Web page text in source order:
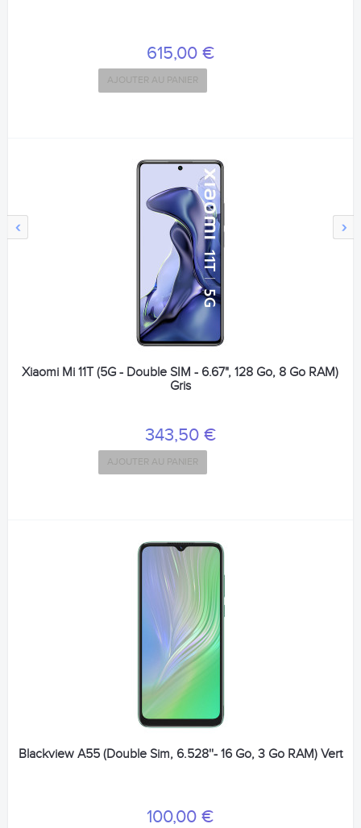
‹ ›
615,00 €
AJOUTER AU PANIER
Xiaomi Mi 11T (5G - Double SIM - 6.67", 128 Go, 8 Go RAM)
Gris
343,50 €
AJOUTER AU PANIER
Blackview A55 (Double Sim, 6.528''- 16 Go, 3 Go RAM) Vert
100,00 €